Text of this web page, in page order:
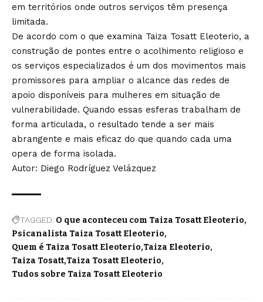
em territórios onde outros serviços têm presença
limitada.
De acordo com o que examina Taiza Tosatt Eleoterio, a
construção de pontes entre o acolhimento religioso e
os serviços especializados é um dos movimentos mais
promissores para ampliar o alcance das redes de
apoio disponíveis para mulheres em situação de
vulnerabilidade. Quando essas esferas trabalham de
forma articulada, o resultado tende a ser mais
abrangente e mais eficaz do que quando cada uma
opera de forma isolada.
Autor: Diego Rodríguez Velázquez
TAGGED: O que aconteceu com Taiza Tosatt Eleoterio
Psicanalista Taiza Tosatt Eleoterio
Quem é Taiza Tosatt Eleoterio Taiza Eleoterio
Taiza Tosatt Taiza Tosatt Eleoterio
Tudos sobre Taiza Tosatt Eleoterio